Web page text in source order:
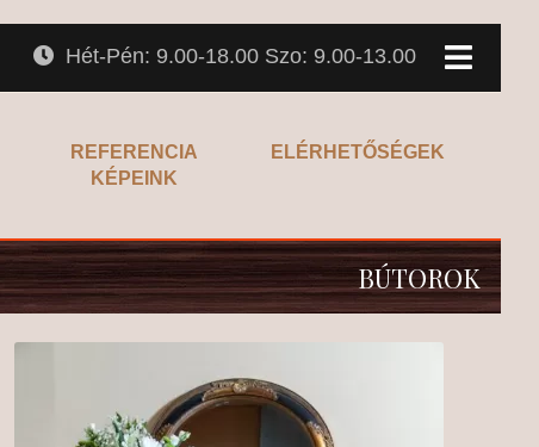
Hét-Pén: 9.00-18.00 Szo: 9.00-13.00
REFERENCIA
KÉPEINK
ELÉRHETŐSÉGEK
BÚTOROK